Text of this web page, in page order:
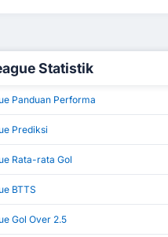
Statistik
Panduan Performa
Prediksi
Rata-rata Gol
BTTS
Gol Over 2.5